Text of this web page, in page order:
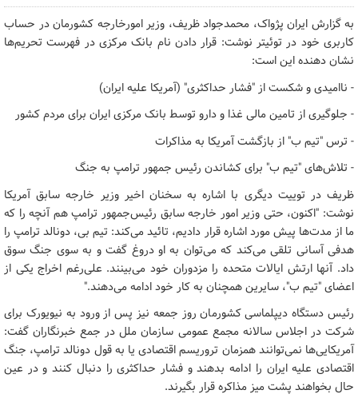
به گزارش ایران پژواک، محمدجواد ظریف، وزیر امورخارجه کشورمان در حساب
کاربری خود در توئیتر نوشت: قرار دادن نام بانک مرکزی در فهرست تحریم‌ها
نشان دهنده این است:
- ناامیدی و شکست از "فشار حداکثری" (آمریکا علیه ایران)
- جلوگیری از تامین مالی غذا و دارو توسط بانک مرکزی ایران برای مردم کشور
- ترس "تیم ب" از بازگشت آمریکا به مذاکرات
- تلاش‌های "تیم ب" برای کشاندن رئیس جمهور ترامپ به جنگ
ظریف در توییت دیگری با اشاره به سخنان اخیر وزیر خارجه سابق آمریکا
نوشت: "اکنون، حتی وزیر امور خارجه سابق رئیس‌جمهور ترامپ هم آنچه را که
ما از مدت‌ها پیش مورد اشاره قرار دادیم، تائید می‌کند: تیم بی، دونالد ترامپ را
هدفی آسانی تلقی می‌کند که می‌توان به او دروغ گفت و به سوی جنگ سوق
داد. آنها ارتش ایالات متحده را مزدوران خود می‌بینند. علی‌رغم اخراج یکی از
اعضای "تیم ب"، سایرین همچنان به کار خود ادامه می‌دهند."
رئیس دستگاه دیپلماسی کشورمان روز جمعه نیز پس از ورود به نیویورک برای
شرکت در اجلاس سالانه مجمع عمومی سازمان ملل در جمع خبرنگاران گفت:
آمریکایی‌ها نمی‌توانند همزمان تروریسم اقتصادی یا به قول دونالد ترامپ، جنگ
اقتصادی علیه ایران را ادامه بدهند و فشار حداکثری را دنبال کنند و در عین
حال بخواهند پشت میز مذاکره قرار بگیرند.